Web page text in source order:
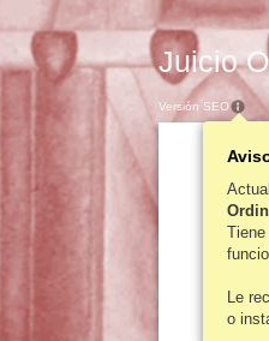
Juicio
Versión SEO
Le
o